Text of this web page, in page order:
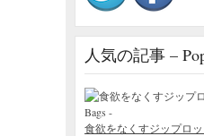
人気の記事 –
食欲をなくすジップロ